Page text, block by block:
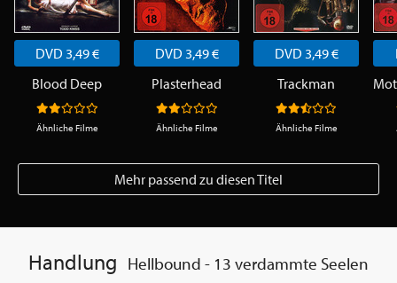
DVD 3,49 €
Blood Deep
Ähnliche Filme
DVD 3,49 €
Plasterhead
Ähnliche Filme
DVD 3,49 €
Trackman
Ähnliche Filme
Mehr passend zu diesen Titel
Handlung Hellbound - 13 verdammte Seelen